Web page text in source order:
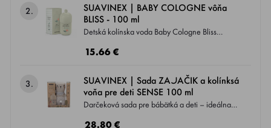
ako jeho vôňa! Ideálna sada na privítanie
novorodenca alebo pre tých, ktorí premieňajú
lásky. Složená z prírodných ingrediencií, s
Jedna vôňa na kúpanie, hydratáciu aj
prevoniavanie bábätka.
2.
SUAVINEX | BABY COLOGNE vôňa
BLISS - 100 ml
Detská kolínska voda Baby Cologne Bliss
teraz aj vo forme parfumovanej vody.
Obsahuje 92 % zložiek prírodného pôvodu.
Jemná bábätkovská vôňa v každej kvapke.
Nízky obsah alkoholu. Objem 100 ml.
15.66 €
3.
SUAVINEX | Sada ZAJAČIK a kolínksá
voňa pre deti SENSE 100 ml
Darčeková sada pre bábätká a deti – ideálna
28.80 €